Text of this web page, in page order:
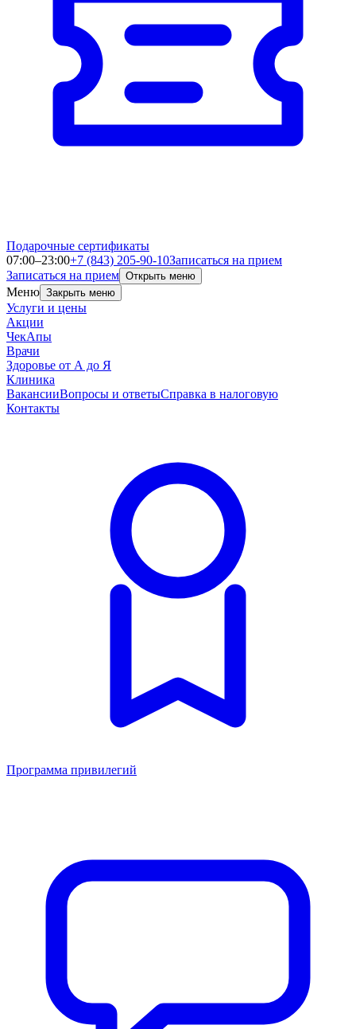
Подарочные сертификаты
07:00–23:00+7 (843) 205-90-10Записаться на прием
Записаться на прием Открыть меню
Меню Закрыть меню
Услуги и цены
Акции
ЧекАпы
Врачи
Здоровье от А до Я
Клиника
ВакансииВопросы и ответыСправка в налоговую
Контакты
Программа привилегий